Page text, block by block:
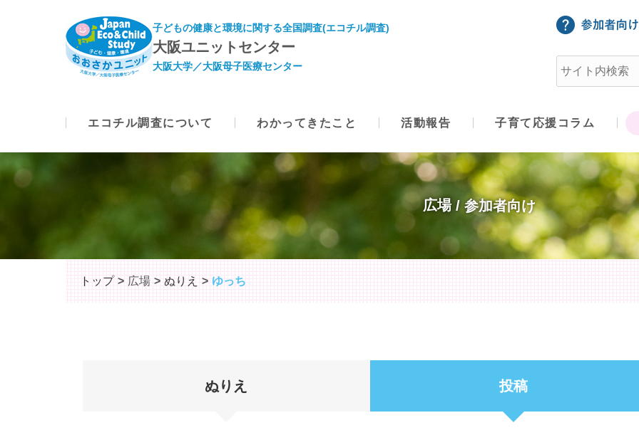
子どもの健康と環境に関する全国調査(エコチル調査)
大阪ユニットセンター
大阪大学／大阪母子医療センター
エコチル調査について わかってきたこと 活動報告 子育て応援コラム
広場
トップ 広場 ぬりえ ゆっち
ぬりえ 投稿